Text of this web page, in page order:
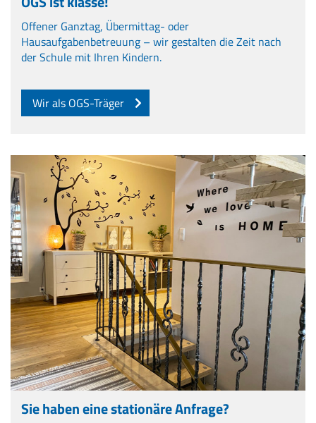
Offener Ganztag, Übermittag- oder
Hausaufgabenbetreuung – wir gestalten die Zeit nach
der Schule mit Ihren Kindern.
Wir als OGS-Träger
Sie haben eine stationäre Anfrage?